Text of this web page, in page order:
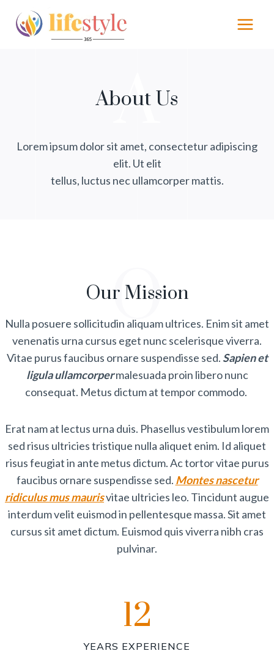
A
About Us
Lorem ipsum dolor sit amet, consectetur adipiscing
elit. Ut elit
tellus, luctus nec ullamcorper mattis.
O
Our Mission
Nulla posuere sollicitudin aliquam ultrices. Enim sit amet
venenatis urna cursus eget nunc scelerisque viverra.
Vitae purus faucibus ornare suspendisse sed. Sapien et
ligula ullamcorpermalesuada proin libero nunc
consequat. Metus dictum at tempor commodo.
Erat nam at lectus urna duis. Phasellus vestibulum lorem
sed risus ultricies tristique nulla aliquet enim. Id aliquet
risus feugiat in ante metus dictum. Ac tortor vitae purus
faucibus ornare suspendisse sed. Montes nascetur
ridiculus mus maurisvitae ultricies leo. Tincidunt augue
interdum velit euismod in pellentesque massa. Sit amet
cursus sit amet dictum. Euismod quis viverra nibh cras
pulvinar.
12
YEARS EXPERIENCE